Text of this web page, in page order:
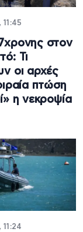
στον
Τι
οι αρχές
πτώση
η νεκροψία